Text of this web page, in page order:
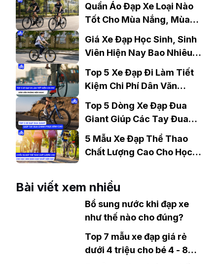
Quần Áo Đạp Xe Loại Nào
Tốt Cho Mùa Nắng, Mùa
Giá Xe Đạp Học Sinh, Sinh
Viên Hiện Nay Bao Nhiêu?
Top 5 Xe Đạp Đi Làm Tiết
Kiệm Chi Phí Dân Văn
Top 5 Dòng Xe Đạp Đua
Giant Giúp Các Tay Đua
Chinh Phục Đỉnh Cao
5 Mẫu Xe Đạp Thể Thao
Chất Lượng Cao Cho Học
Bài viết xem nhiều
Bổ sung nước khi đạp xe
như thế nào cho đúng?
Top 7 mẫu xe đạp giá rẻ
dưới 4 triệu cho bé 4 - 8